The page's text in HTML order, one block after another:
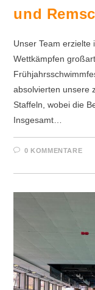
und
Unser Team erzielte
Wettkämpfen
absolvierten unsere
Staffeln, wobei die
Insgesamt…
0 KOMMENTARE